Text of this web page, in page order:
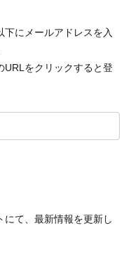
下にメールアドレスを入
URLをクリックすると登
にて、最新情報を更新し